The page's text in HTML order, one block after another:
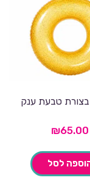
בצורת טבעת ענק
₪65.00
לסל